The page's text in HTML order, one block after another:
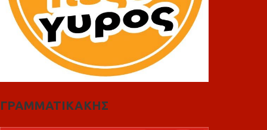
ΓΡΑΜΜΑΤΙΚΑΚΗΣ